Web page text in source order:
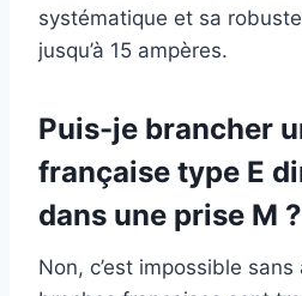
systématique et sa
jusqu’à 15 ampères.
Puis-je brancher
française type E
dans une prise M ?
Non, c’est impossible